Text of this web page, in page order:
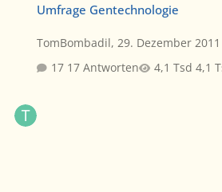
Umfrage Gentechnologie
TomBombadil,29. Dezember 2011
17 Antworten
4,1